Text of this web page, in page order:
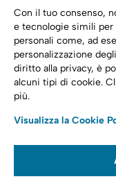
Trasformazione digitale
Energia
Telecomunicazioni
Automotive
Con il tuo consenso,
e tecnologie simili per
personali come, ad
personalizzazione
diritto alla privacy, è
alcuni tipi di cookie.
più.
Visualizza la Cookie